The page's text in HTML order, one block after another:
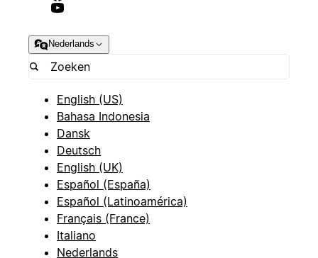
Nederlands
English (US)
Bahasa Indonesia
Dansk
Deutsch
English (UK)
Español (España)
Español (Latinoamérica)
Français (France)
Italiano
Nederlands